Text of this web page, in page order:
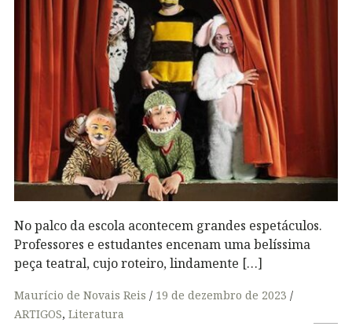
No palco da escola acontecem grandes espetáculos.
Professores e estudantes encenam uma belíssima
peça teatral, cujo roteiro, lindamente […]
Maurício de Novais Reis
19 de dezembro de 2023
ARTIGOS, Literatura